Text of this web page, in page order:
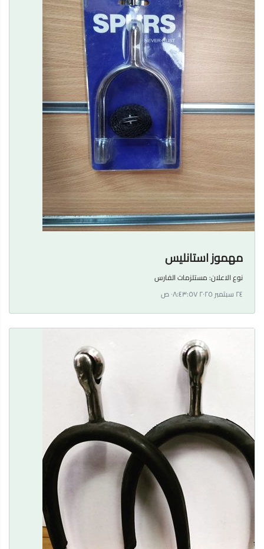
مهموز استانليس
نوع الاعلان:مستلزمات الفارس
٢٤ سبتمبر ٢٠٢٥ ٠٨:٤٣:٥٧ ص